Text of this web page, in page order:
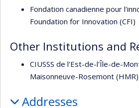
Fondation canadienne pour
Foundation for Innovation (CFI)
Other Institutions and
CIUSSS de l'Est-de-l'Île-de-
Maisonneuve-Rosemont (HMR)
Addresses